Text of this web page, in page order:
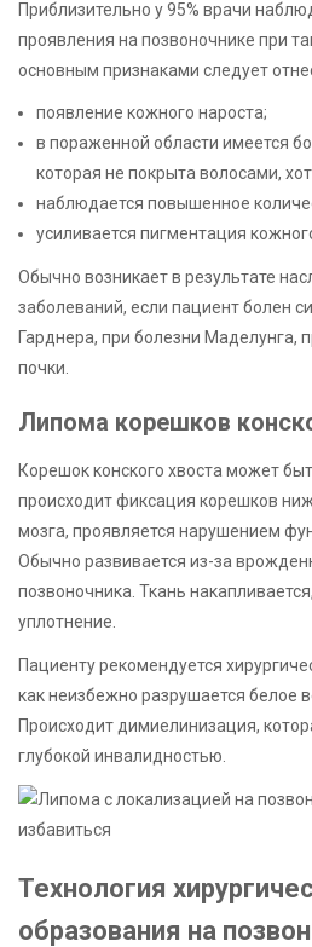
Приблизительно у 95% врачи
проявления на позвоночнике при
основным признаками следует
появление кожного нароста;
в пораженной области имеется
которая не покрыта волосами,
наблюдается повышенное
усиливается пигментация
Обычно возникает в результате
заболеваний, если пациент болен
Гарднера, при болезни Маделунга,
почки.
Липома корешков
Корешок конского хвоста может
происходит фиксация корешков
мозга, проявляется нарушением
Обычно развивается из-за
позвоночника. Ткань
уплотнение.
Пациенту рекомендуется
как неизбежно разрушается белое
Происходит димиелинизация,
глубокой инвалидностью.
Технология
образования на